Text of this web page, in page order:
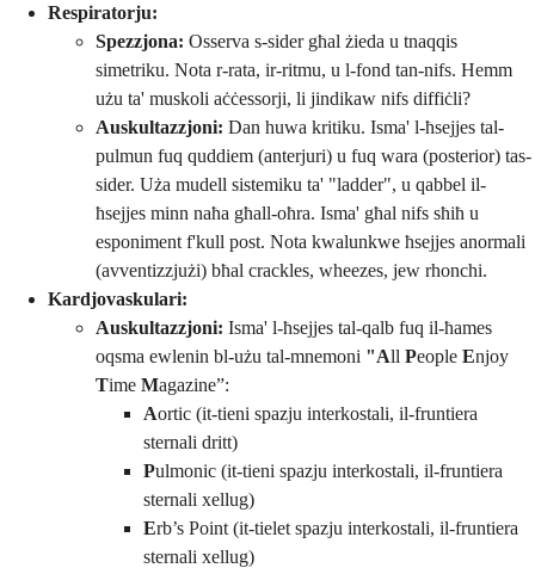
Respiratorju:
Spezzjona: Osserva s-sider għal żieda u tnaqqis
simetriku. Nota r-rata, ir-ritmu, u l-fond tan-nifs. Hemm
użu ta' muskoli aċċessorji, li jindikaw nifs diffiċli?
Auskultazzjoni: Dan huwa kritiku. Isma' l-ħsejjes tal-
pulmun fuq quddiem (anterjuri) u fuq wara (posterior) tas-
sider. Uża mudell sistemiku ta' "ladder", u qabbel il-
ħsejjes minn naħa għall-oħra. Isma' għal nifs sħiħ u
esponiment f'kull post. Nota kwalunkwe ħsejjes anormali
(avventizzjużi) bħal crackles, wheezes, jew rhonchi.
Kardjovaskulari:
Auskultazzjoni: Isma' l-ħsejjes tal-qalb fuq il-ħames
oqsma ewlenin bl-użu tal-mnemoni "All People Enjoy
Time Magazine”:
Aortic (it-tieni spazju interkostali, il-fruntiera
sternali dritt)
Pulmonic (it-tieni spazju interkostali, il-fruntiera
sternali xellug)
Erb’s Point (it-tielet spazju interkostali, il-fruntiera
sternali xellug)